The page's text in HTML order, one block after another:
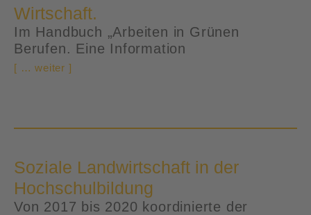
Wirtschaft.
Im Handbuch „Arbeiten in Grünen
Berufen. Eine Information
[ … weiter ]
Soziale Landwirtschaft in der
Hochschulbildung
Von 2017 bis 2020 koordinierte der